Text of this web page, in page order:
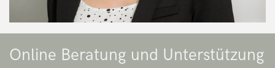
Online Beratung und Unterstützung